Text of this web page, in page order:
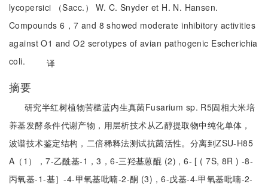
lycopersici （Sacc.） W. C. Snyder et H. N. Hansen.
Compounds 6，7 and 8 showed moderate inhibitory activities
against O1 and O2 serotypes of avian pathogenic Escherichia
coli.
译
摘要
研究半红树植物苦槛蓝内生真菌Fusarium sp. R5固相大米培
养基发酵条件代谢产物，用层析技术从乙醇提取物中纯化单体，
波谱技术鉴定结构，二倍稀释法测试抗菌活性。分离到ZSU-H85
A（1），7-乙酰基-1，3，6-三羟基蒽醌 (2) , 6- [ ( 7S, 8R ) -8-
丙氧基-1-基］-4-甲氧基吡喃-2-酮 (3)，6-戊基-4-甲氧基吡喃-2-